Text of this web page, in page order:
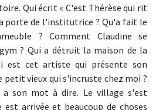
Qui écrit « C'est Thérèse qui rit
porte de l'institutrice ? Qu'a fait le
? Comment Claudine se
? Qui a détruit la maison de la
est cet artiste qui présente son
petit vieux qui s'incruste chez moi ?
a son mot à dire. Le village s'est
arrivée et beaucoup de choses